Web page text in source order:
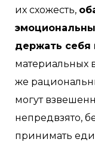
их схожесть,
держать себя
материальных
же
могут
непредвзято,
принимать